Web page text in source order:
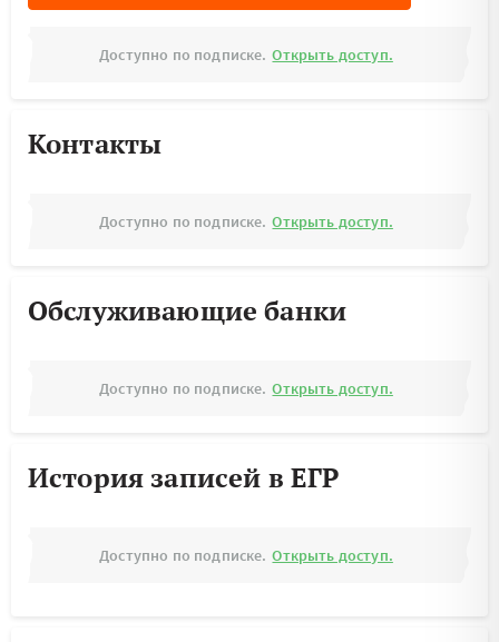
Доступно по подписке. Открыть доступ.
Контакты
Доступно по подписке. Открыть доступ.
Обслуживающие банки
Доступно по подписке. Открыть доступ.
История записей в ЕГР
Доступно по подписке. Открыть доступ.